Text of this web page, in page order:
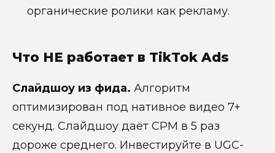
органические ролики как рекламу.
Что НЕ работает в TikTok Ads
Слайдшоу из фида. Алгоритм
оптимизирован под нативное видео 7+
секунд. Слайдшоу даёт CPM в 5 раз
дороже среднего. Инвестируйте в UGC-